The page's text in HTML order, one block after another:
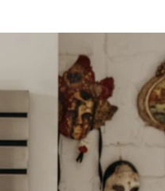
Χωρίς Ταμπέλες
Market News